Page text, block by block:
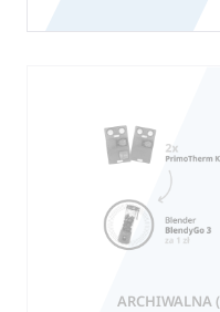
ARCHIWALNA